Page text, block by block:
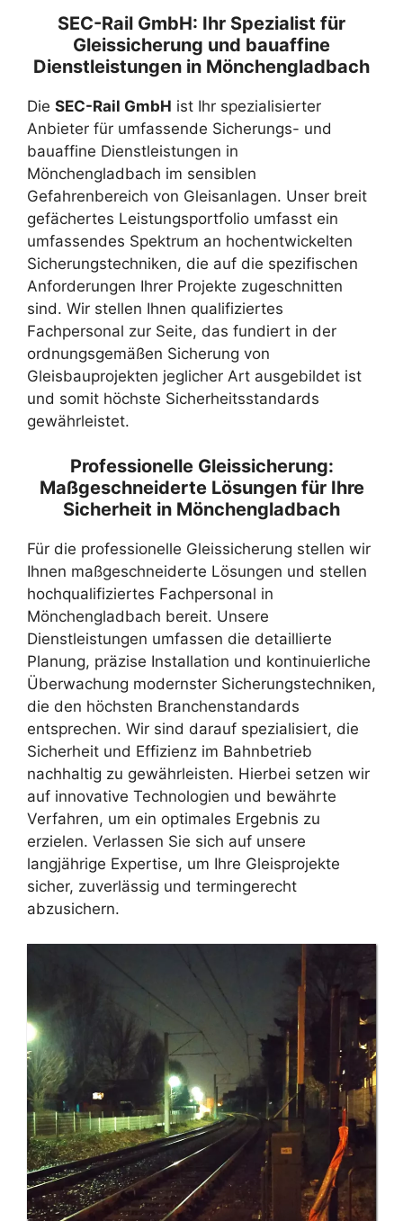
SEC-Rail GmbH: Ihr Spezialist für
Gleissicherung und bauaffine
Dienstleistungen in Mönchengladbach
Die SEC-Rail GmbH ist Ihr spezialisierter
Anbieter für umfassende Sicherungs- und
bauaffine Dienstleistungen in
Mönchengladbach im sensiblen
Gefahrenbereich von Gleisanlagen. Unser breit
gefächertes Leistungsportfolio umfasst ein
umfassendes Spektrum an hochentwickelten
Sicherungstechniken, die auf die spezifischen
Anforderungen Ihrer Projekte zugeschnitten
sind. Wir stellen Ihnen qualifiziertes
Fachpersonal zur Seite, das fundiert in der
ordnungsgemäßen Sicherung von
Gleisbauprojekten jeglicher Art ausgebildet ist
und somit höchste Sicherheitsstandards
gewährleistet.
Professionelle Gleissicherung:
Maßgeschneiderte Lösungen für Ihre
Sicherheit in Mönchengladbach
Für die professionelle Gleissicherung stellen wir
Ihnen maßgeschneiderte Lösungen und stellen
hochqualifiziertes Fachpersonal in
Mönchengladbach bereit. Unsere
Dienstleistungen umfassen die detaillierte
Planung, präzise Installation und kontinuierliche
Überwachung modernster Sicherungstechniken,
die den höchsten Branchenstandards
entsprechen. Wir sind darauf spezialisiert, die
Sicherheit und Effizienz im Bahnbetrieb
nachhaltig zu gewährleisten. Hierbei setzen wir
auf innovative Technologien und bewährte
Verfahren, um ein optimales Ergebnis zu
erzielen. Verlassen Sie sich auf unsere
langjährige Expertise, um Ihre Gleisprojekte
sicher, zuverlässig und termingerecht
abzusichern.